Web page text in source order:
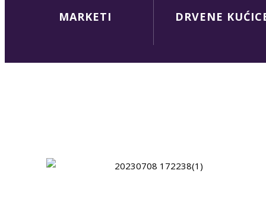
MARKETI DRVENE